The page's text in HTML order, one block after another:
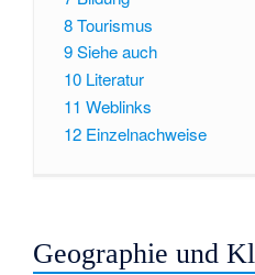
8Tourismus
9Siehe auch
10 Literatur
11 Weblinks
12 Einzelnachweise
Geographie und